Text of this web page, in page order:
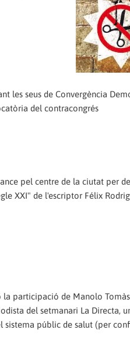
les seus de Convergència
del contracongrés
pel centre de la ciutat per
XXI" de l'escriptor Félix
participació de Manolo
del setmanari La Directa,
sistema públic de salut (per